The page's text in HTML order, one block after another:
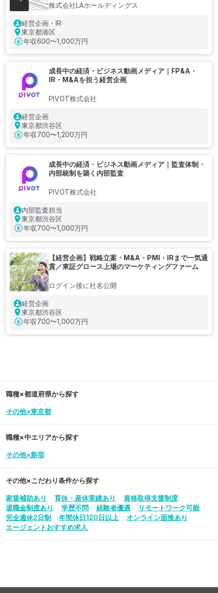
株式会社LAホールディングス
経営企画・IR
東京都港区
年収600〜1,000万円
成長中の経済・ビジネス動画メディア｜FP&A・
IR・M&Aを担う経営企画
PIVOT株式会社
経営企画
東京都渋谷区
年収700〜1,200万円
成長中の経済・ビジネス動画メディア｜監査体制・
内部統制を築く内部監査
PIVOT株式会社
内部監査担当
東京都渋谷区
年収700〜1,000万円
【経営企画】戦略立案・M&A・PMI・IRまで一気通
貫／東証グロース上場のマーケティングファーム
ログイン後に社名公開
経営企画
東京都渋谷区
年収700〜1,000万円
職種×都道府県から探す
その他×東京都
職種×中エリアから探す
その他×新宿
その他×こだわり条件から探す
家賃補助あり 育休・産休実績あり
資格取得支援制度
退職金制度あり
学歴不問 経験者優遇
リモートワーク可能
完全週休2日制
年間休日120日以上
オンライン面接あり
エージェントおすすめ求人